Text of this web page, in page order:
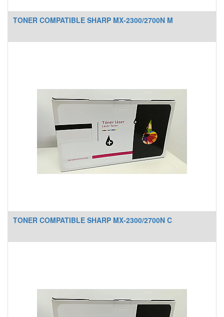
TONER COMPATIBLE SHARP MX-2300/2700N M
TONER COMPATIBLE SHARP MX-2300/2700N C